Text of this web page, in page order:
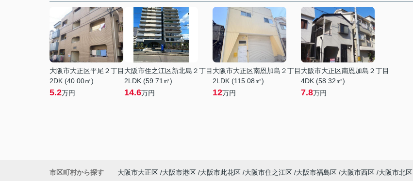
大阪市大正区平尾２丁目
2DK (40.00㎡)
5.2万円
大阪市住之江区新北島２丁目
2LDK (59.71㎡)
14.6万円
大阪市大正区南恩加島２丁目
2LDK (115.08㎡)
12万円
大阪市大正区南恩加島２丁目
4DK (58.32㎡)
7.8万円
市区町村から探す 大阪市大正区 大阪市港区 大阪市此花区 大阪市住之江区 大阪市福島区 大阪市西区 大阪市北区